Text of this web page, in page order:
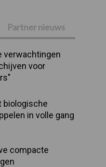
Partner nieuws
verwachtingen
voor
biologische
in volle gang
compacte